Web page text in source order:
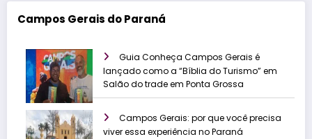
Campos Gerais do Paraná
Guia Conheça Campos Gerais é
lançado como a “Bíblia do Turismo” em
Salão do trade em Ponta Grossa
Campos Gerais: por que você precisa
viver essa experiência no Paraná